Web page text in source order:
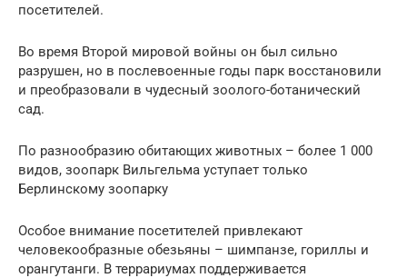
посетителей.
Во время Второй мировой войны он был сильно
разрушен, но в послевоенные годы парк восстановили
и преобразовали в чудесный зоолого-ботанический
сад.
По разнообразию обитающих животных – более 1 000
видов, зоопарк Вильгельма уступает только
Берлинскому зоопарку
Особое внимание посетителей привлекают
человекообразные обезьяны – шимпанзе, гориллы и
орангутанги. В террариумах поддерживается